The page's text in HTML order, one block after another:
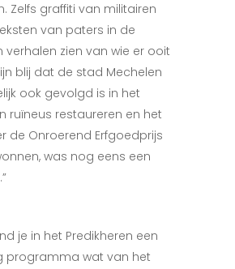
Zelfs graffiti van militairen
van paters in de
verhalen zien van wie er ooit
blij dat de stad Mechelen
ook gevolgd is in het
ruïneus restaureren en het
de Onroerend Erfgoedprijs
was nog eens een
je in het Predikheren een
programma wat van het